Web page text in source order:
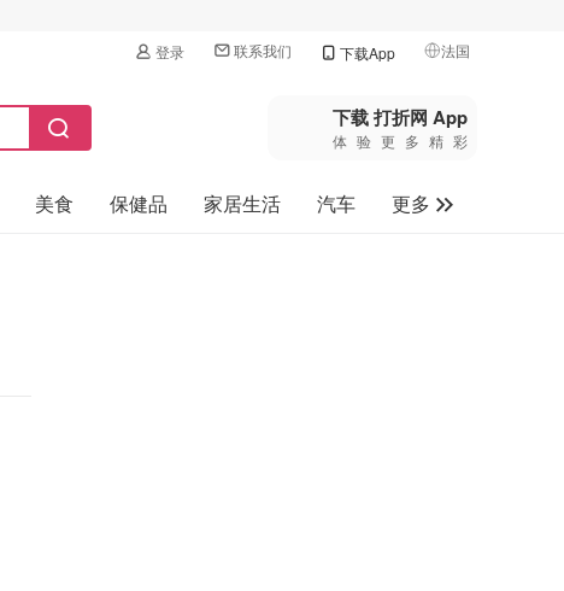
登录 联系我们 下载App 法国
🇺🇸美国
🇨🇳中国
🇨🇦加拿大
下载 打折网 App
体验更多精彩
美食 保健品 家居生活 汽车
更多